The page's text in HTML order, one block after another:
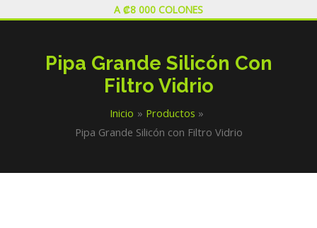
A ₡8 000 COLONES
Pipa Grande Silicón Con
Filtro Vidrio
Inicio
Productos
Pipa Grande Silicón con Filtro Vidrio